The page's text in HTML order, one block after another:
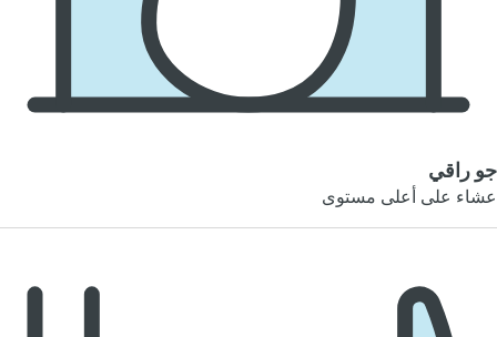
جو راقي
عشاء على أعلى مستوى